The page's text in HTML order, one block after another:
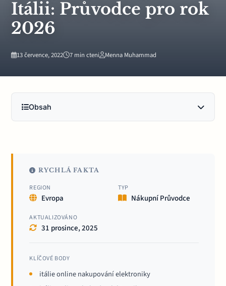
Itálii: Průvodce pro rok
2026
13 července, 2022 7 min cteni Menna Muhammad
Obsah
RYCHLÁ FAKTA
REGION
Evropa
TYP
Nákupní Průvodce
AKTUALIZOVÁNO
31 prosince, 2025
KLÍČOVÉ BODY
itálie online nakupování elektroniky